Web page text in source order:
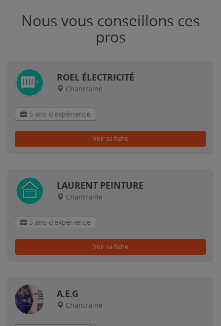
Nous vous conseillons ces
pros
ROEL ÉLECTRICITÉ
Chantraine
5 ans d'expérience
Voir sa fiche
LAURENT PEINTURE
Chantraine
5 ans d'expérience
Voir sa fiche
A.E.G
Chantraine